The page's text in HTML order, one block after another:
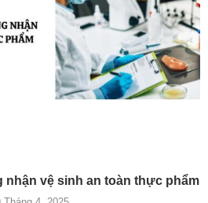
vệ sinh an toàn thực phẩm